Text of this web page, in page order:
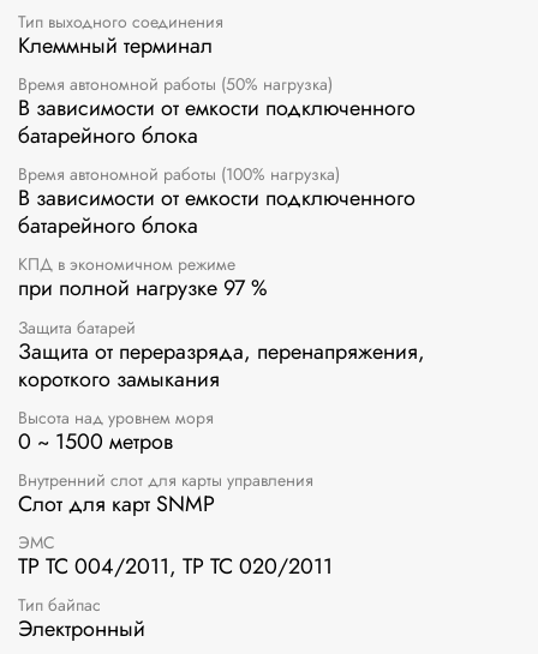
Тип выходного соединения
Клеммный терминал
Время автономной работы (50% нагрузка)
В зависимости от емкости подключенного
батарейного блока
Время автономной работы (100% нагрузка)
В зависимости от емкости подключенного
батарейного блока
КПД в экономичном режиме
при полной нагрузке 97 %
Защита батарей
Защита от переразряда, перенапряжения,
короткого замыкания
Высота над уровнем моря
0 ~ 1500 метров
Внутренний слот для карты управления
Слот для карт SNMP
ЭМС
ТР ТС 004/2011, ТР ТС 020/2011
Тип байпас
Электронный